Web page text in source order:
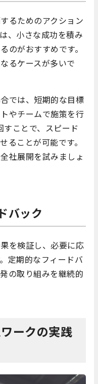
るためのアクション
、小さな成功を積み
のがおすすめです。
るケースが多いで
では、短期的な目標
やチームで施策を行
すことで、スピード
ることが可能です。
社展開を試みましょ
バック
を検証し、必要に応
定期的なフィードバ
の取り組みを継続的
ークの実践